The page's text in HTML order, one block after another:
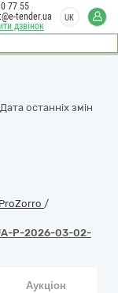
дзвінок
77 55
tender.ua
UK
останніх змін
/
P-2026-03-02-
Аукціон